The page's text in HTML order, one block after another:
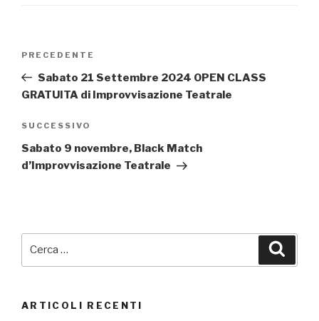
Articolo
precedente:
PRECEDENTE
Sabato 21 Settembre 2024 OPEN CLASS
GRATUITA di Improvvisazione Teatrale
Articolo
successivo
SUCCESSIVO
Sabato 9 novembre, Black Match
d’Improvvisazione Teatrale
ARTICOLI RECENTI